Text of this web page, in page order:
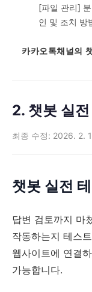
[파일 관리]
인 및 조치 방
카카오톡채널의
2. 챗봇 실
최종 수정: 2026. 2.
챗봇 실전
답변 검토까지 마
작동하는지 테스
웹사이트에 연결
가능합니다.